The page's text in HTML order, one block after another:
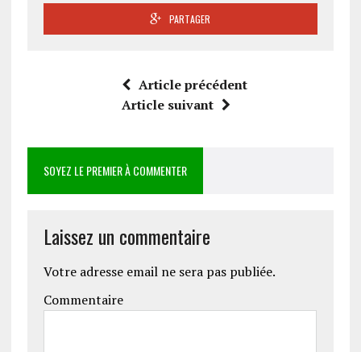
PARTAGER
Article précédent
Article suivant
SOYEZ LE PREMIER À COMMENTER
Laissez un commentaire
Votre adresse email ne sera pas publiée.
Commentaire